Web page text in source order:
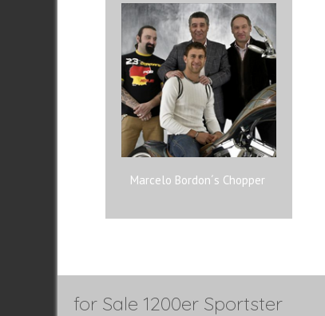
Marcelo Bordon´s Chopper
for Sale 1200er Sportster